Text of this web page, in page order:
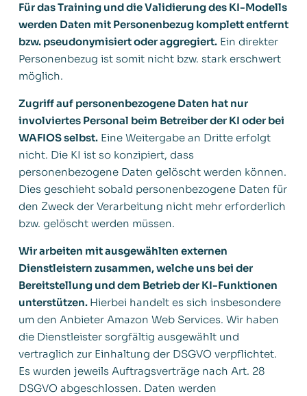
Für das Training und die Validierung des KI-Modells
werden Daten mit Personenbezug komplett entfernt
bzw. pseudonymisiert oder aggregiert.Ein direkter
Personenbezug ist somit nicht bzw. stark erschwert
möglich.
Zugriff auf personenbezogene Daten hat nur
involviertes Personal beim Betreiber der KI oder bei
WAFIOS selbst.Eine Weitergabe an Dritte erfolgt
nicht. Die KI ist so konzipiert, dass
personenbezogene Daten gelöscht werden können.
Dies geschieht sobald personenbezogene Daten für
den Zweck der Verarbeitung nicht mehr erforderlich
bzw. gelöscht werden müssen.
Wir arbeiten mit ausgewählten externen
Dienstleistern zusammen, welche uns bei der
Bereitstellung und dem Betrieb der KI-Funktionen
unterstützen. Hierbei handelt es sich insbesondere
um den Anbieter Amazon Web Services. Wir haben
die Dienstleister sorgfältig ausgewählt und
vertraglich zur Einhaltung der DSGVO verpflichtet.
Es wurden jeweils Auftragsverträge nach Art. 28
DSGVO abgeschlossen. Daten werden